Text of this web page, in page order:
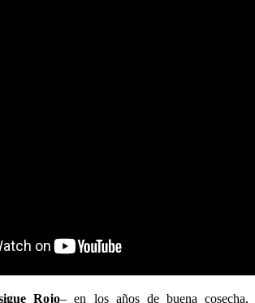
Rojo– en los años de buena cosecha,